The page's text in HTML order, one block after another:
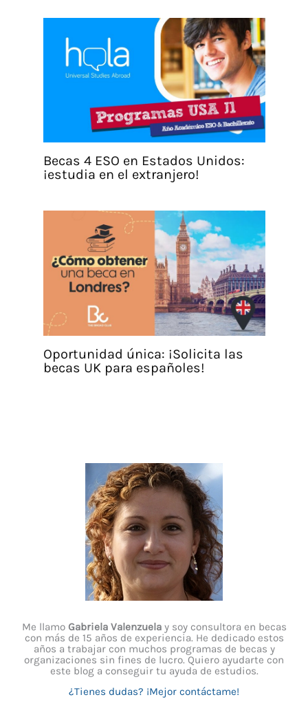
Becas 4 ESO en Estados Unidos:
¡estudia en el extranjero!
Oportunidad única: ¡Solicita las
becas UK para españoles!
Me llamo Gabriela Valenzuelay soy consultora en becas
con más de 15 años de experiencia. He dedicado estos
años a trabajar con muchos programas de becas y
organizaciones sin fines de lucro. Quiero ayudarte con
este blog a conseguir tu ayuda de estudios.
¿Tienes dudas? ¡Mejor contáctame!